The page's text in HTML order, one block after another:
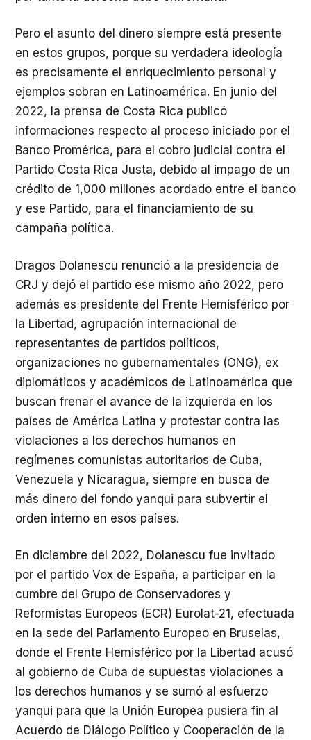
Pero el asunto del dinero siempre está presente
en estos grupos, porque su verdadera ideología
es precisamente el enriquecimiento personal y
ejemplos sobran en Latinoamérica. En junio del
2022, la prensa de Costa Rica publicó
informaciones respecto al proceso iniciado por el
Banco Promérica, para el cobro judicial contra el
Partido Costa Rica Justa, debido al impago de un
crédito de 1,000 millones acordado entre el banco
y ese Partido, para el financiamiento de su
campaña política.
Dragos Dolanescu renunció a la presidencia de
CRJ y dejó el partido ese mismo año 2022, pero
además es presidente del Frente Hemisférico por
la Libertad, agrupación internacional de
representantes de partidos políticos,
organizaciones no gubernamentales (ONG), ex
diplomáticos y académicos de Latinoamérica que
buscan frenar el avance de la izquierda en los
países de América Latina y protestar contra las
violaciones a los derechos humanos en
regímenes comunistas autoritarios de Cuba,
Venezuela y Nicaragua, siempre en busca de
más dinero del fondo yanqui para subvertir el
orden interno en esos países.
En diciembre del 2022, Dolanescu fue invitado
por el partido Vox de España, a participar en la
cumbre del Grupo de Conservadores y
Reformistas Europeos (ECR) Eurolat-21​, efectuada
en la sede del Parlamento Europeo en Bruselas,
donde el Frente Hemisférico por la Libertad acusó
al gobierno de Cuba de supuestas violaciones a
los derechos humanos y se sumó al esfuerzo
yanqui para que la Unión Europea pusiera fin al
Acuerdo de Diálogo Político y Cooperación de la